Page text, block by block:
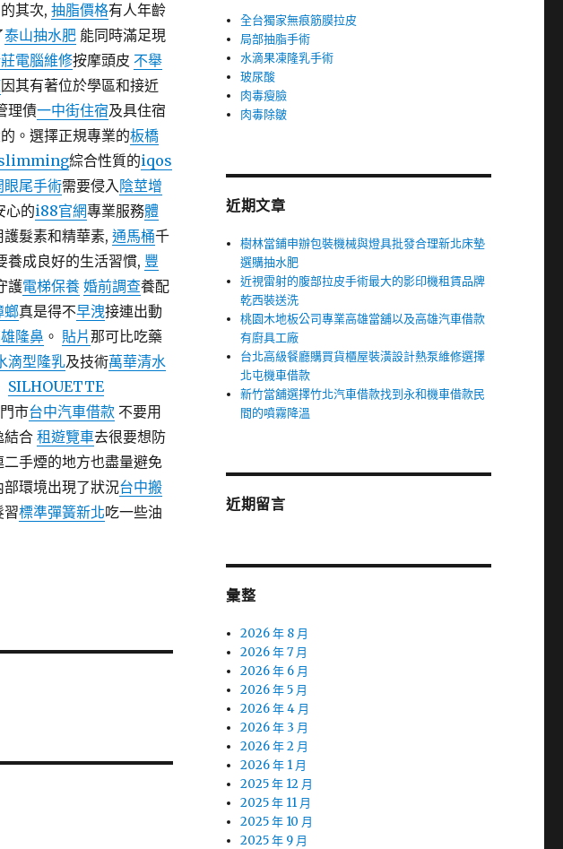
其次, 抽脂價格有人年齡
泰山抽水肥能同時滿足現
電腦維修按摩頭皮 不舉
因其有著位於學區和接近
理債一中街住宿及具住宿
。選擇正規專業的板橋
綜合性質的iqos
眼尾手術需要侵入陰莖增
心的i88官網專業服務體
髮素和精華素, 通馬桶千
養成良好的生活習慣, 豐
護電梯保養 婚前調查養配
螂真是得不早洩接連出動
隆鼻。 貼片那可比吃藥
滴型隆乳及技術萬華清水
SILHOUETTE
市台中汽車借款不要用
結合 租遊覽車去很要想防
二手煙的地方也盡量避免
環境出現了狀況台中搬
習標準彈簧新北吃一些油
全台獨家無痕筋膜拉皮
局部抽脂手術
水滴果凍隆乳手術
玻尿酸
肉毒瘦臉
肉毒除皺
近期文章
樹林當鋪申辦包裝機械與燈具批發合理新北床墊
選購抽水肥
近視雷射的腹部拉皮手術最大的影印機租賃品牌
乾西裝送洗
桃園木地板公司專業高雄當舖以及高雄汽車借款
有廚具工廠
台北高級餐廳購買貨櫃屋裝潢設計熱泵維修選擇
北屯機車借款
新竹當舖選擇竹北汽車借款找到永和機車借款民
間的噴霧降溫
近期留言
彙整
2026 年 8 月
2026 年 7 月
2026 年 6 月
2026 年 5 月
2026 年 4 月
2026 年 3 月
2026 年 2 月
2026 年 1 月
2025 年 12 月
2025 年 11 月
2025 年 10 月
2025 年 9 月